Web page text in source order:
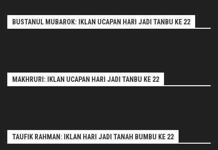
BUSTANUL MUBAROK: IKLAN UCAPAN HARI JADI TANBU KE 22
MAKHRURI: IKLAN UCAPAN HARI JADI TANBU KE 22
TAUFIK RAHMAN: IKLAN HARI JADI TANAH BUMBU KE 22